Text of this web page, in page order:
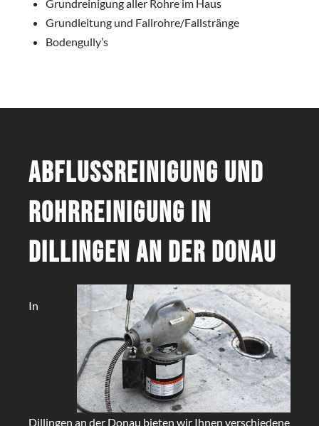
Grundreinigung aller Rohre im Haus
Grundleitung und Fallrohre/Fallstränge
Bodengully’s
Abflussreinigung und
Rohrreinigung in
Dillingen an der Donau
In
Dillingen an der Donau bieten wir Ihnen verschiedene